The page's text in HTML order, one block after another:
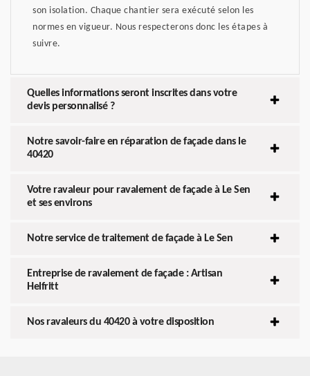
son isolation. Chaque chantier sera exécuté selon les
normes en vigueur. Nous respecterons donc les étapes à
suivre.
Quelles informations seront inscrites dans votre
devis personnalisé ?
Notre savoir-faire en réparation de façade dans le
40420
Votre ravaleur pour ravalement de façade à Le Sen
et ses environs
Notre service de traitement de façade à Le Sen
Entreprise de ravalement de façade : Artisan
Helfritt
Nos ravaleurs du 40420 à votre disposition